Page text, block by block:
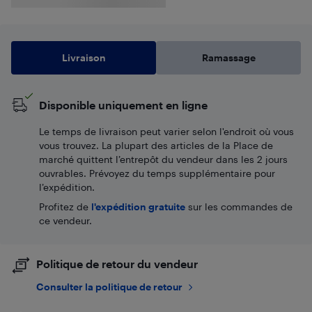
Livraison Ramassage
Disponible uniquement en ligne
Le temps de livraison peut varier selon l'endroit où vous
vous trouvez. La plupart des articles de la Place de
marché quittent l’entrepôt du vendeur dans les 2 jours
ouvrables. Prévoyez du temps supplémentaire pour
l’expédition.
Profitez de l'expédition gratuite sur les commandes de
ce vendeur.
Politique de retour du vendeur
Consulter la politique de retour